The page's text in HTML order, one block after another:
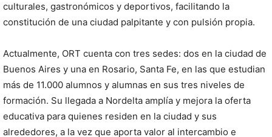
culturales, gastronómicos y deportivos, facilitando la
constitución de una ciudad palpitante y con pulsión propia.
Actualmente, ORT cuenta con tres sedes: dos en la ciudad de
Buenos Aires y una en Rosario, Santa Fe, en las que estudian
más de 11.000 alumnos y alumnas en sus tres niveles de
formación. Su llegada a Nordelta amplía y mejora la oferta
educativa para quienes residen en la ciudad y sus
alrededores, a la vez que aporta valor al intercambio e